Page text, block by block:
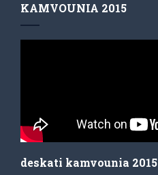
KAMVOUNIA 2015
deskati kamvounia 2015